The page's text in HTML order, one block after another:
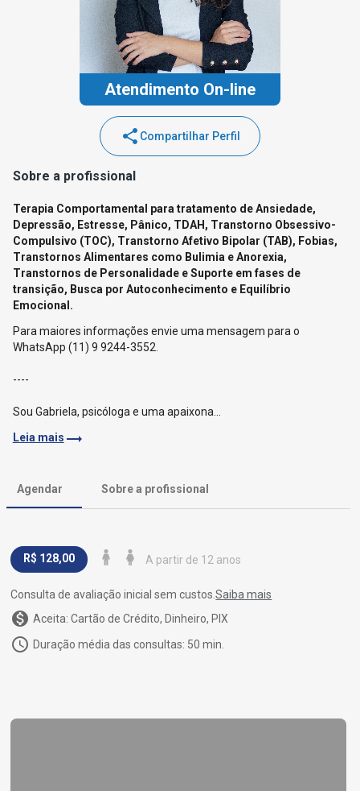
Atendimento On-line
share Compartilhar Perfil
Sobre a profissional
Terapia Comportamental para tratamento de Ansiedade,
Depressão, Estresse, Pânico, TDAH, Transtorno Obsessivo-
Compulsivo (TOC), Transtorno Afetivo Bipolar (TAB), Fobias,
Transtornos Alimentares como Bulimia e Anorexia,
Transtornos de Personalidade e Suporte em fases de
transição, Busca por Autoconhecimento e Equilíbrio
Emocional.
Para maiores informações envie uma mensagem para o
WhatsApp (11) 9 9244-3552.
----
Sou Gabriela, psicóloga e uma apaixona...
Leia maistrending_flat
Agendar Sobre a profissional
R$ 128,00 A partir de 12 anos
Consulta de avaliação inicial sem custos.Saiba mais
monetization_on Aceita: Cartão de Crédito, Dinheiro, PIX
access_time Duração média das consultas: 50 min.